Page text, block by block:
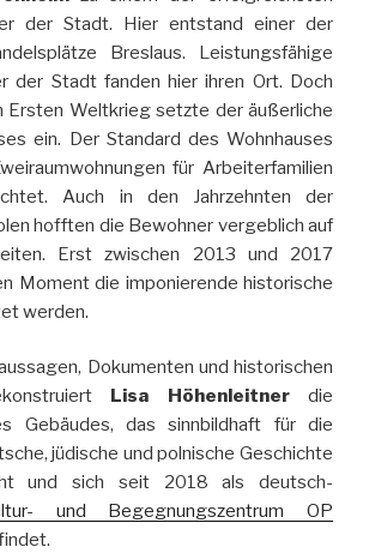
der Stadt. Hier entstand einer der
Breslaus. Leistungsfähige
der Stadt fanden hier ihren Ort. Doch
Ersten Weltkrieg setzte der äußerliche
ein. Der Standard des Wohnhauses
für Arbeiterfamilien
Auch in den Jahrzehnten der
hofften die Bewohner vergeblich auf
Erst zwischen 2013 und 2017
Moment die imponierende historische
werden.
Dokumenten und historischen
Lisa Höhenleitnerdie
Gebäudes, das sinnbildhaft für die
jüdische und polnische Geschichte
und sich seit 2018 als deutsch-
und Begegnungszentrum OP